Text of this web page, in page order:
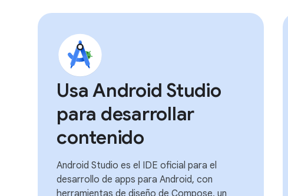
Usa Android Studio
para desarrollar
contenido
Android Studio es el IDE oficial para el
desarrollo de apps para Android, con